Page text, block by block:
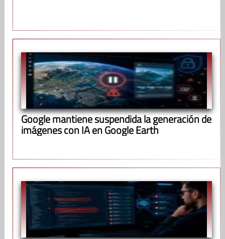
Google mantiene suspendida la generación de
imágenes con IA en Google Earth